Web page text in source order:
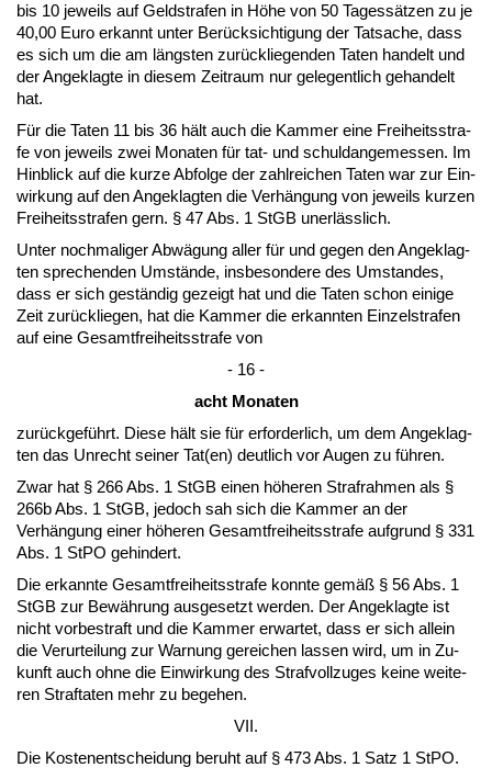
bis 10 je­weils auf Geld­stra­fen in Höhe von 50 Ta­gessätzen zu je
40,00 Eu­ro er­kannt un­ter Berück­sich­ti­gung der Tat­sa­che, dass
es sich um die am längs­ten zurück­lie­gen­den Ta­ten han­delt und
der An­ge­klag­te in die­sem Zeit­raum nur ge­le­gent­lich ge­han­delt
hat.
Für die Ta­ten 11 bis 36 hält auch die Kam­mer ei­ne Frei­heits­stra­
fe von je­weils zwei Mo­na­ten für tat- und schuld­an­ge­mes­sen. Im
Hin­blick auf die kur­ze Ab­fol­ge der zahl­rei­chen Ta­ten war zur Ein­
wir­kung auf den An­ge­klag­ten die Verhängung von je­weils kur­zen
Frei­heits­stra­fen gern. § 47 Abs. 1 StGB un­erläss­lich.
Un­ter noch­ma­li­ger Abwägung al­ler für und ge­gen den An­ge­klag­
ten spre­chen­den Umstände, ins­be­son­de­re des Um­stan­des,
dass er sich geständig ge­zeigt hat und die Ta­ten schon ei­ni­ge
Zeit zurück­lie­gen, hat die Kam­mer die er­kann­ten Ein­zel­stra­fen
auf ei­ne Ge­samt­frei­heits­stra­fe von
- 16 -
acht Mo­na­ten
zurück­geführt. Die­se hält sie für er­for­der­lich, um dem An­ge­klag­
ten das Un­recht sei­ner Tat(en) deut­lich vor Au­gen zu führen.
Zwar hat § 266 Abs. 1 StGB ei­nen höhe­ren Straf­rah­men als §
266b Abs. 1 StGB, je­doch sah sich die Kam­mer an der
Verhängung ei­ner höhe­ren Ge­samt­frei­heits­stra­fe auf­grund § 331
Abs. 1 St­PO ge­hin­dert.
Die er­kann­te Ge­samt­frei­heits­stra­fe konn­te gemäß § 56 Abs. 1
StGB zur Bewährung aus­ge­setzt wer­den. Der An­ge­klag­te ist
nicht vor­be­straft und die Kam­mer er­war­tet, dass er sich al­lein
die Ver­ur­tei­lung zur War­nung ge­rei­chen las­sen wird, um in Zu­
kunft auch oh­ne die Ein­wir­kung des Straf­voll­zu­ges kei­ne wei­te­
ren Straf­ta­ten mehr zu be­ge­hen.
VII.
Die Kos­ten­ent­schei­dung be­ruht auf § 473 Abs. 1 Satz 1 St­PO.